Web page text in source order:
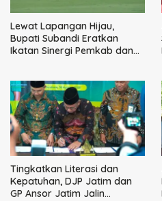
Lewat Lapangan Hijau,
Bupati Subandi Eratkan
Ikatan Sinergi Pemkab dan
Tingkatkan Literasi dan
Kepatuhan, DJP Jatim dan
GP Ansor Jatim Jalin